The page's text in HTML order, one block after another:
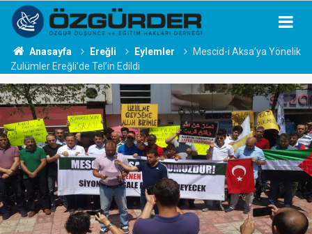
Anasayfa Ereğli Eylemler
Mescid-i Aksa’ya Yönelik
Zulümler Ereğli’de Tel’in Edildi